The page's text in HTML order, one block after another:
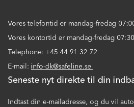
Vores telefontid er mandag-fredag
Vores kontortid er mandag-fredag
Telephone: +45 44 91 32 72
E-mail: info-dk@safeline.se
Seneste nyt direkte til din
Indtast din e-mailadresse, og du vil